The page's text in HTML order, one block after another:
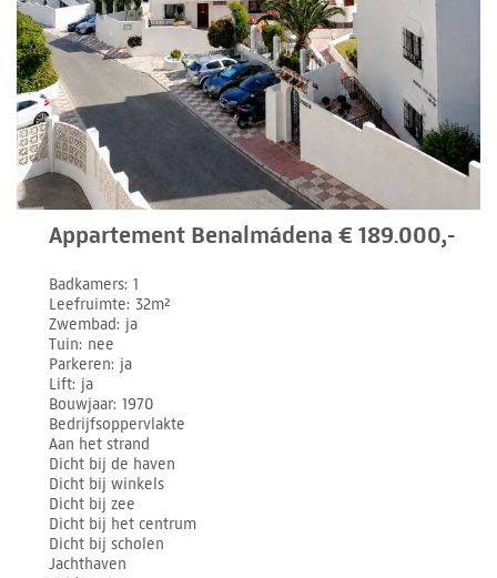
Appartement Benalmádena € 189.000,-
Badkamers 1
Leefruimte 32m²
Zwembad ja
Tuin nee
Parkeren ja
Lift ja
Bouwjaar 1970
Bedrijfsoppervlakte
Aan het strand
Dicht bij de haven
Dicht bij winkels
Dicht bij zee
Dicht bij het centrum
Dicht bij scholen
Jachthaven